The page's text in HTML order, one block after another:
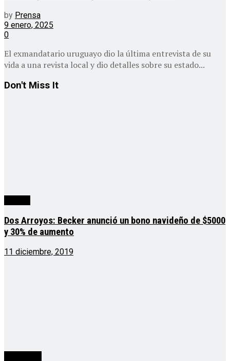
by Prensa
9 enero, 2025
0
El exmandatario uruguayo dio la última entrevista de su
vida a una revista local y dio detalles sobre su estado...
Don't Miss It
Dos Arroyos: Becker anunció un bono navideño de $5000
y 30% de aumento
11 diciembre, 2019